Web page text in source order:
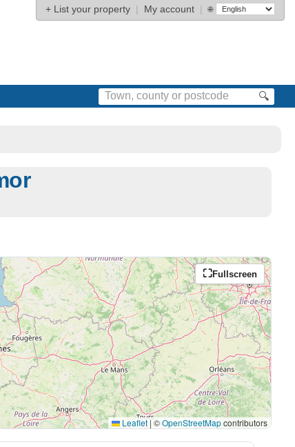
+ List your property | My account | 🌐
🔍
Fullscreen
Leaflet |©OpenStreetMapcontributors